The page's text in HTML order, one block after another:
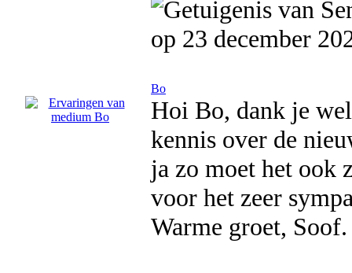
op 23 december
Bo
Hoi Bo, dank je
kennis over de
ja zo moet het ook
voor het zeer
Warme groet, Soof.